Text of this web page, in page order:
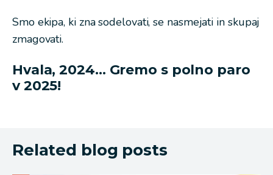
Smo ekipa, ki zna sodelovati, se nasmejati in skupaj
zmagovati.
Hvala, 2024… Gremo s polno paro
v 2025!
Related blog posts